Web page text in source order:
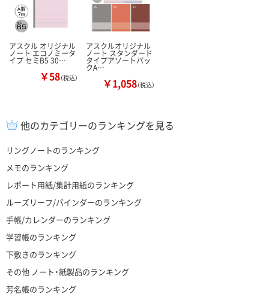
アスクル オリジナル
ノート エコノミータ
イプ セミB5 30…
￥58（税込）
アスクルオリジナル
ノート スタンダード
タイプアソートパッ
クA…
￥1,058（税込）
他のカテゴリーのランキングを見る
リングノートのランキング
メモのランキング
レポート用紙/集計用紙のランキング
ルーズリーフ/バインダーのランキング
手帳/カレンダーのランキング
学習帳のランキング
下敷きのランキング
その他 ノート・紙製品のランキング
芳名帳のランキング